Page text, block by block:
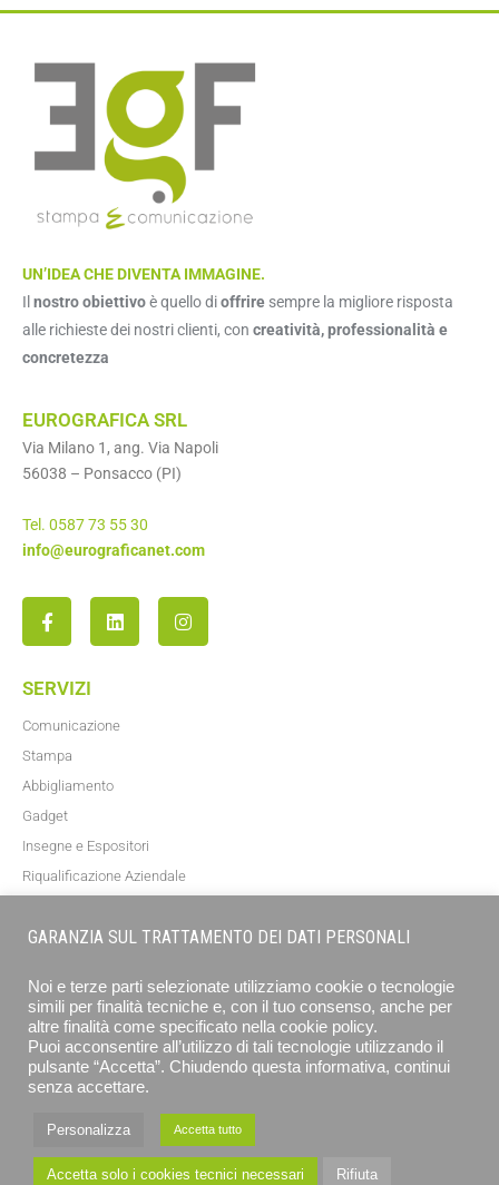
UN’IDEA CHE DIVENTA IMMAGINE.
Il nostro obiettivoè quello dioffrire sempre la migliore risposta
alle richieste dei nostri clienti, con creatività, professionalità e
concretezza
EUROGRAFICA SRL
Via Milano 1, ang. Via Napoli
56038 – Ponsacco (PI)
Tel. 0587 73 55 30
info@eurograficanet.com
SERVIZI
Comunicazione
Stampa
Abbigliamento
Gadget
Insegne e Espositori
Riqualificazione Aziendale
ISCRIVITI
GARANZIA SUL TRATTAMENTO DEI DATI PERSONALI
Noi e terze parti selezionate utilizziamo cookie o tecnologie
simili per finalità tecniche e, con il tuo consenso, anche per
altre finalità come specificato nella cookie policy.
Puoi acconsentire all’utilizzo di tali tecnologie utilizzando il
pulsante “Accetta”. Chiudendo questa informativa, continui
senza accettare.
Personalizza Accetta tutto
Accetta solo i cookies tecnici necessari Rifiuta